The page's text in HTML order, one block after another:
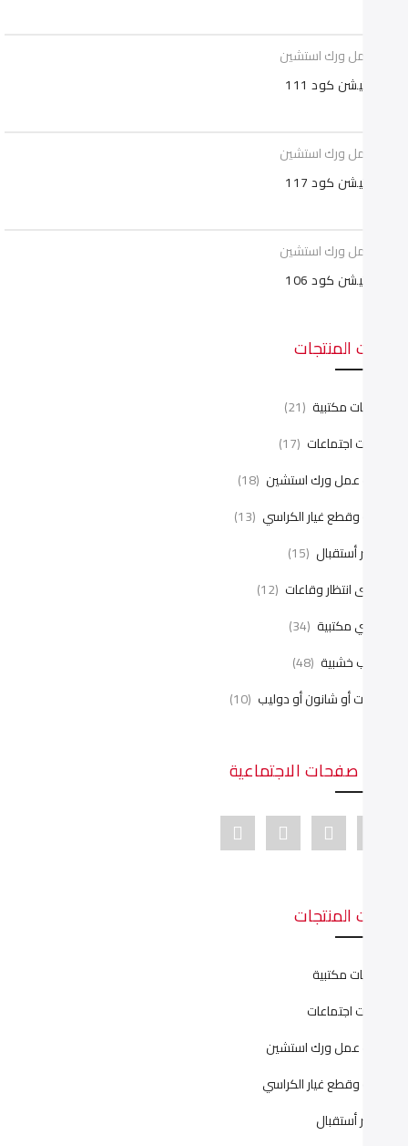
عمل ورك استشين
كود 111
عمل ورك استشين
كود 117
عمل ورك استشين
كود 106
المنتجات
مكتبية (21)
اجتماعات (17)
عمل ورك استشين (18)
وقطع غيار الكراسي (13)
أستقبال (15)
انتظار وقاعات (12)
مكتبية (34)
خشبية (48)
أو شانون أو دوليب (10)
صفحات الاجتماعية
Facebook link
Instagram link
Pinterest link
Youtube link
المنتجات
مكتبية
اجتماعات
عمل ورك استشين
وقطع غيار الكراسي
أستقبال